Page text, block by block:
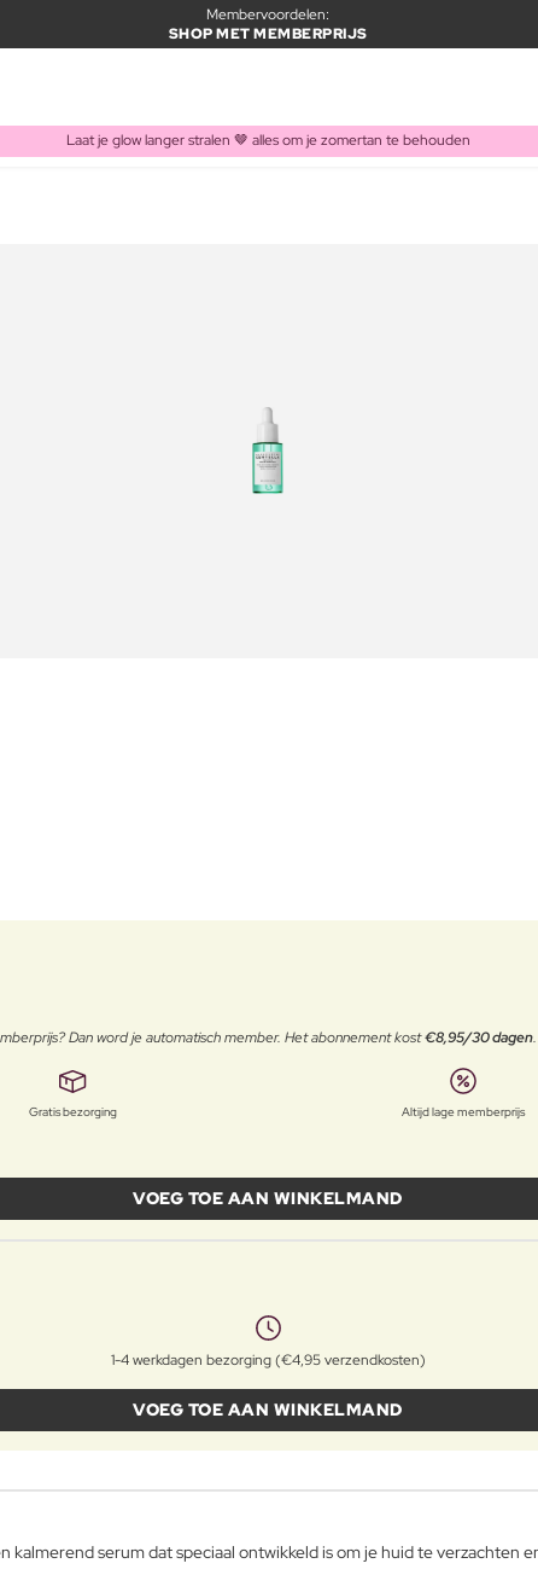
Membervoordelen:
SHOP MET MEMBERPRIJS
Laat je glow langer stralen 🤎 alles om je zomertan te behouden
Dan word je automatisch member. Het abonnement kost€8,95/30 dagen
Gratis bezorging Altijd lage memberprijs
VOEG TOE AAN WINKELMAND
1-4 werkdagen bezorging (€4,95 verzendkosten)
VOEG TOE AAN WINKELMAND
kalmerend serum dat speciaal ontwikkeld is om je huid te verzachten